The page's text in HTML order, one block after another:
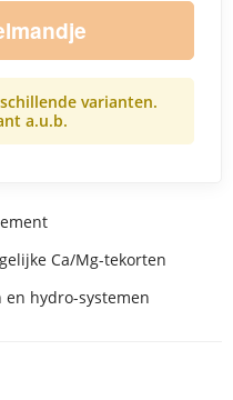
varianten.
a.u.b.
Ca/Mg-tekorten
hydro-systemen